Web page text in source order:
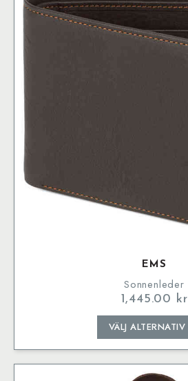
varianter.
De
olika
EMS
Sonnenleder
1,445.00 kr
VÄLJ ALTERNATIV
Den
här
produkten
har